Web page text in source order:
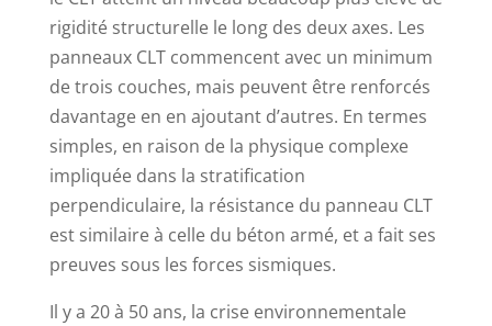
rigidité structurelle le long des deux axes. Les
panneaux CLT commencent avec un minimum
de trois couches, mais peuvent être renforcés
davantage en en ajoutant d’autres. En termes
simples, en raison de la physique complexe
impliquée dans la stratification
perpendiculaire, la résistance du panneau CLT
est similaire à celle du béton armé, et a fait ses
preuves sous les forces sismiques.
Il y a 20 à 50 ans, la crise environnementale